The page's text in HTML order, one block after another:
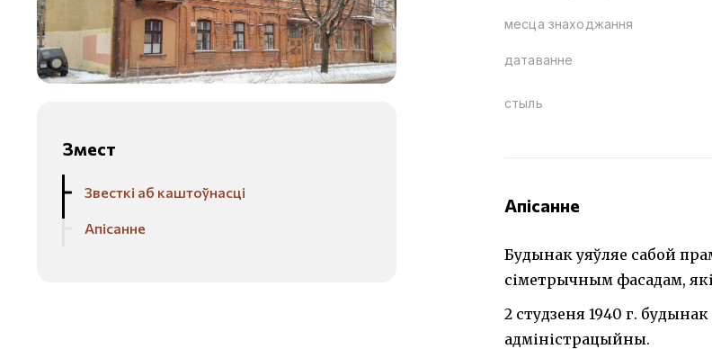
Змест
Звесткі аб каштоўнасці
Апісанне
месца знаходжання
датаванне
стыль
Апісанне
Будынак уяўляе сабой
сіметрычным фасадам,
2 студзеня 1940 г.
адміністрацыйны.